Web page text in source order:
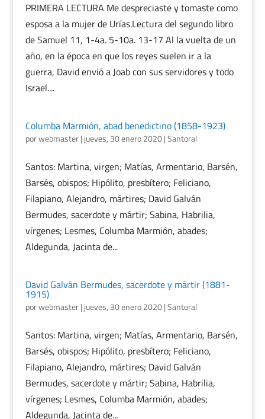
PRIMERA LECTURA Me despreciaste y tomaste como
esposa a la mujer de Urías.Lectura del segundo libro
de Samuel 11, 1-4a. 5-10a. 13-17 Al la vuelta de un
año, en la época en que los reyes suelen ir a la
guerra, David envió a Joab con sus servidores y todo
Israel....
Columba Marmión, abad benedictino (1858-1923)
porwebmaster| jueves, 30 enero 2020|Santoral
Santos: Martina, virgen; Matías, Armentario, Barsén,
Barsés, obispos; Hipólito, presbítero; Feliciano,
Filapiano, Alejandro, mártires; David Galván
Bermudes, sacerdote y mártir; Sabina, Habrilia,
vírgenes; Lesmes, Columba Marmión, abades;
Aldegunda, Jacinta de...
David Galván Bermudes, sacerdote y mártir (1881-
1915)
porwebmaster| jueves, 30 enero 2020|Santoral
Santos: Martina, virgen; Matías, Armentario, Barsén,
Barsés, obispos; Hipólito, presbítero; Feliciano,
Filapiano, Alejandro, mártires; David Galván
Bermudes, sacerdote y mártir; Sabina, Habrilia,
vírgenes; Lesmes, Columba Marmión, abades;
Aldegunda, Jacinta de...